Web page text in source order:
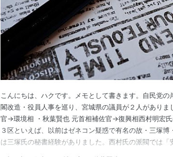
こんにちは、ハクです。メモとして書きます。自民党
閣改造・役員人事を巡り、宮城県の議員が２人があり
官→環境相 ・秋葉賢也 元首相補佐官→復興相西村明宏
３区といえば、以前はゼネコン疑惑で有名の故・三塚
は三塚氏の秘書経験がありました。西村氏の派閥では